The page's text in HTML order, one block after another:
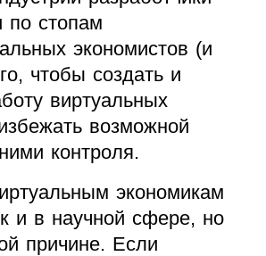
по стопам
экономистов (и
чтобы создать и
виртуальных
возможной
контроля.
экономикам
и в научной сфере, но
причине. Если